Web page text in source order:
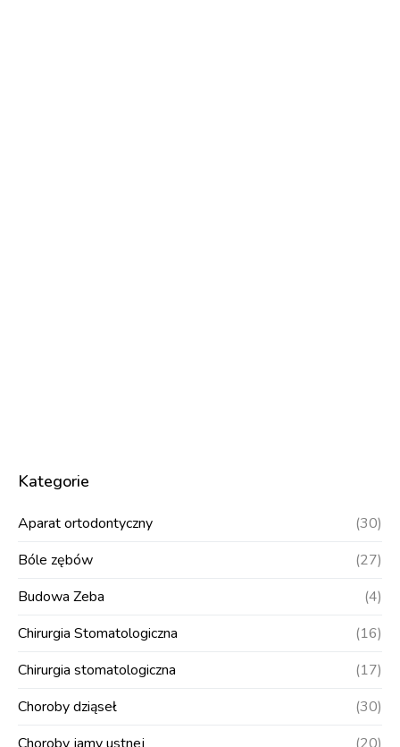
Kategorie
Aparat ortodontyczny
(30)
Bóle zębów
(27)
Budowa Zeba
(4)
Chirurgia Stomatologiczna
(16)
Chirurgia stomatologiczna
(17)
Choroby dziąseł
(30)